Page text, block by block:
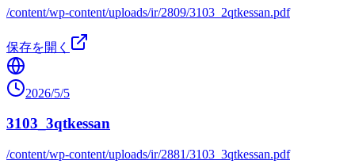
/content/wp-content/uploads/ir/2809/3103_2qtkessan.pdf
保存を開く
2026/5/5
3103_3qtkessan
/content/wp-content/uploads/ir/2881/3103_3qtkessan.pdf